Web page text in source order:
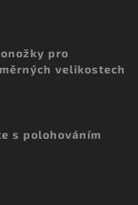
pro
velikostech
s polohováním